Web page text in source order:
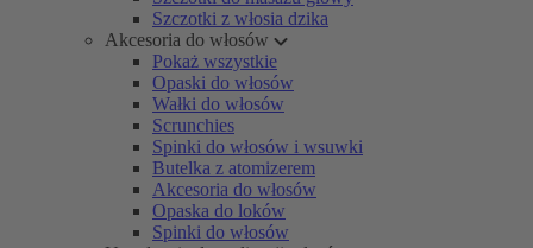
Szczotki z włosia dzika
Akcesoria do włosów
Pokaż wszystkie
Opaski do włosów
Wałki do włosów
Scrunchies
Spinki do włosów i wsuwki
Butelka z atomizerem
Akcesoria do włosów
Opaska do loków
Spinki do włosów